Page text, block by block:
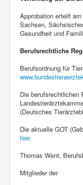
Approbation erteilt
Sachsen,
Gesundheit und
Berufsrechtliche
Berufsordnung für
Die berufsrechtlichen
(Deutsches
Die aktuelle GOT
hier.
Thomas Went,
Mitglieder der